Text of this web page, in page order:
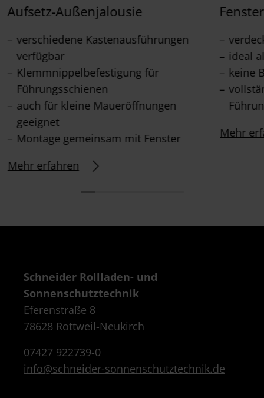
Aufsetz-Außenjalousie
verschiedene Kastenausführungen
verfügbar
Klemmnippelbefestigung für
Führungsschienen
auch für kleine Maueröffnungen
geeignet
Montage gemeinsam mit Fenster
Mehr erfahren
ideal
keine
Mehr
Schneider Rollladen- und
Sonnenschutztechnik
Eferenstraße 8
78628 Rottweil-Neukirch
07427 922739-0
info@schneider-sonnenschutztechnik.de